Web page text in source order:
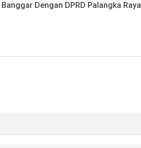
Banggar Dengan DPRD Palangka Raya